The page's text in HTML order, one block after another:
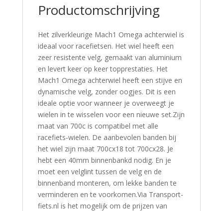
Productomschrijving
Het zilverkleurige Mach1 Omega achterwiel is
ideaal voor racefietsen. Het wiel heeft een
zeer resistente velg, gemaakt van aluminium
en levert keer op keer topprestaties. Het
Mach1 Omega achterwiel heeft een stijve en
dynamische velg, zonder oogjes. Dit is een
ideale optie voor wanneer je overweegt je
wielen in te wisselen voor een nieuwe set.Zijn
maat van 700c is compatibel met alle
racefiets-wielen. De aanbevolen banden bij
het wiel zijn maat 700cx18 tot 700cx28. Je
hebt een 40mm binnenbankd nodig. En je
moet een velglint tussen de velg en de
binnenband monteren, om lekke banden te
verminderen en te voorkomen.Via Transport-
fiets.nl is het mogelijk om de prijzen van